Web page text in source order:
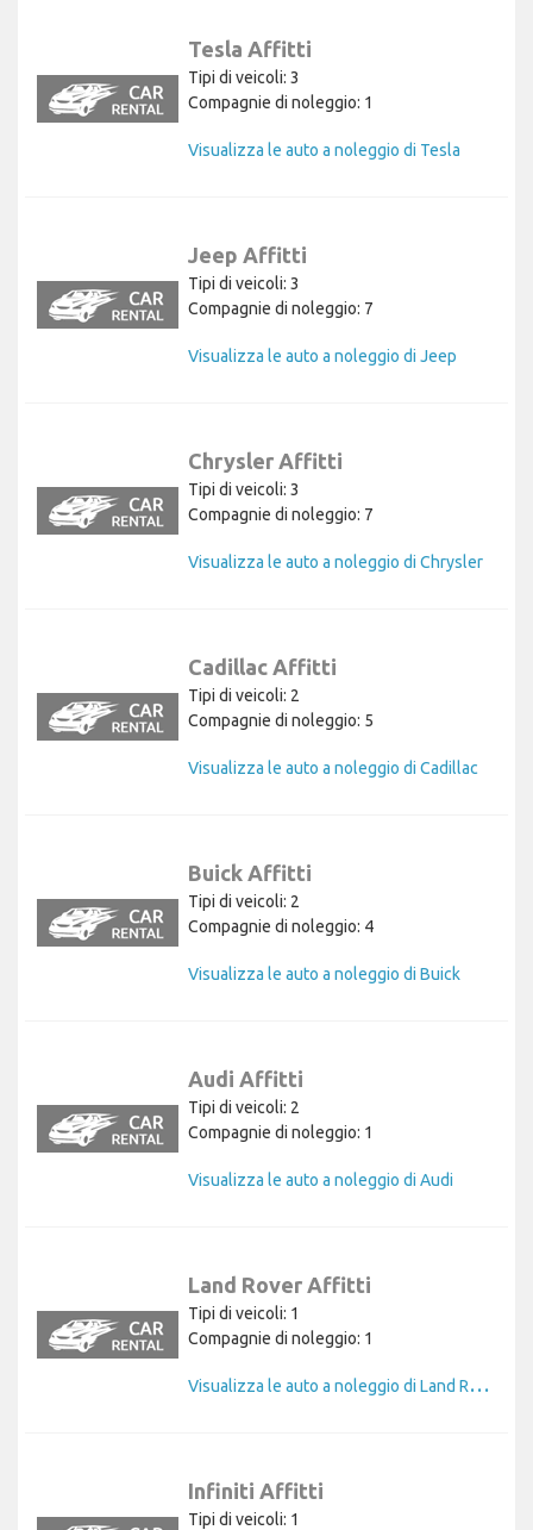
Tesla Affitti
Tipi di veicoli: 3
Compagnie di noleggio: 1
Visualizza le auto a noleggio di Tesla
Jeep Affitti
Tipi di veicoli: 3
Compagnie di noleggio: 7
Visualizza le auto a noleggio di Jeep
Chrysler Affitti
Tipi di veicoli: 3
Compagnie di noleggio: 7
Visualizza le auto a noleggio di Chrysler
Cadillac Affitti
Tipi di veicoli: 2
Compagnie di noleggio: 5
Visualizza le auto a noleggio di Cadillac
Buick Affitti
Tipi di veicoli: 2
Compagnie di noleggio: 4
Visualizza le auto a noleggio di Buick
Audi Affitti
Tipi di veicoli: 2
Compagnie di noleggio: 1
Visualizza le auto a noleggio di Audi
Land Rover Affitti
Tipi di veicoli: 1
Compagnie di noleggio: 1
V
isualizza le auto a noleggio di Land Rover
Infiniti Affitti
Tipi di veicoli: 1